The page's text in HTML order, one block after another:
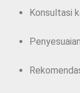
Konsultasi